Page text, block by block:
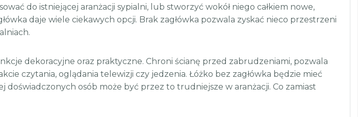
do istniejącej aranżacji sypialni, lub stworzyć wokół niego całkiem nowe,
daje wiele ciekawych opcji. Brak zagłówka pozwala zyskać nieco przestrzeni
dekoracyjne oraz praktyczne. Chroni ścianę przed zabrudzeniami, pozwala
czytania, oglądania telewizji czy jedzenia. Łóżko bez zagłówka będzie mieć
doświadczonych osób może być przez to trudniejsze w aranżacji. Co zamiast